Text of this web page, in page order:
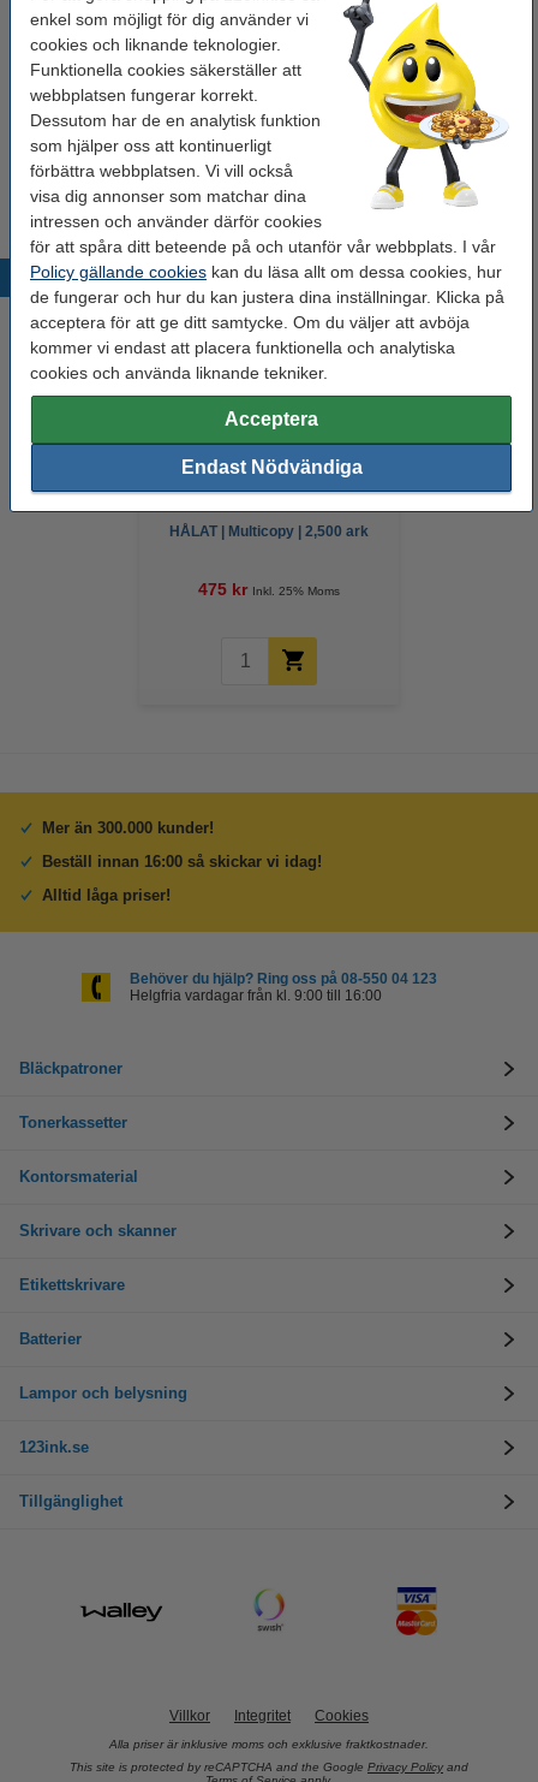
enkel som möjligt för dig använder vi
cookies och liknande teknologier.
Funktionella cookies säkerställer att
webbplatsen fungerar korrekt.
Dessutom har de en analytisk funktion
som hjälper oss att kontinuerligt
förbättra webbplatsen. Vi vill också
visa dig annonser som matchar dina
intressen och använder därför cookies
för att spåra ditt beteende på och utanför vår webbplats. I vår
Policy gällande cookies kan du läsa allt om dessa cookies, hur
de fungerar och hur du kan justera dina inställningar. Klicka på
acceptera för att ge ditt samtycke. Om du väljer att avböja
kommer vi endast att placera funktionella och analytiska
cookies och använda liknande tekniker.
Acceptera
Endast Nödvändiga
Finish: matt
Tjocklek: 2 x 100 micron
Tips
Vi råder er att beställa denna produkt istället för originalprodukten!
Populära produkter
HÅLAT | Multicopy | 2,500 ark
475 kr Inkl. 25% Moms
Mer än 300.000 kunder!
Beställ innan 16:00 så skickar vi idag!
Alltid låga priser!
Behöver du hjälp? Ring oss på 08-550 04 123
Helgfria vardagar från kl. 9:00 till 16:00
Bläckpatroner
Tonerkassetter
Kontorsmaterial
Skrivare och skanner
Etikettskrivare
Batterier
Lampor och belysning
123ink.se
Tillgänglighet
Villkor Integritet Cookies
Alla priser är inklusive moms och exklusive fraktkostnader.
This site is protected by reCAPTCHA and the Google Privacy Policy and